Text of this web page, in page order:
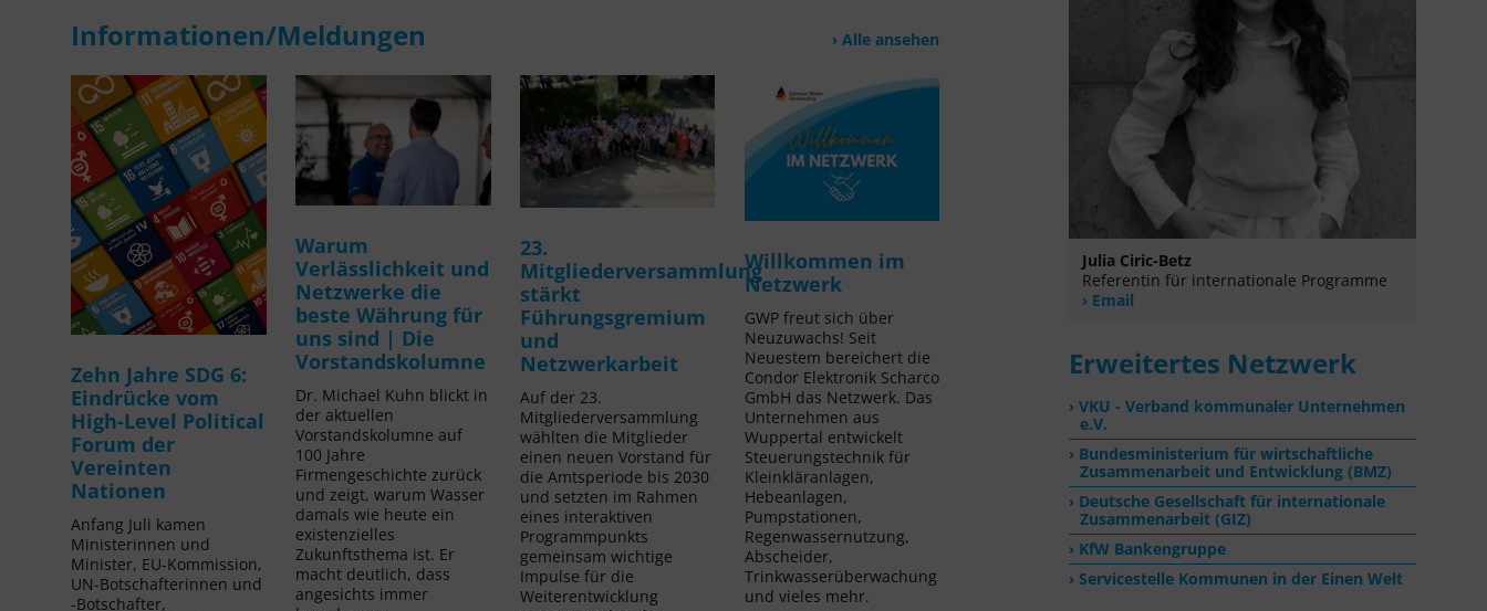
Informationen/Meldungen Alle ansehen
Zehn Jahre SDG 6:
Eindrücke vom
High-Level Political
Forum der
Vereinten
Nationen
Anfang Juli kamen
Ministerinnen und
Minister, EU-Kommission,
UN-Botschafterinnen und
-Botschafter,
Warum
Verlässlichkeit und
Netzwerke die
beste Währung für
uns sind | Die
Vorstandskolumne
Dr. Michael Kuhn blickt in
der aktuellen
Vorstandskolumne auf
100 Jahre
Firmengeschichte zurück
und zeigt, warum Wasser
damals wie heute ein
existenzielles
Zukunftsthema ist. Er
macht deutlich, dass
angesichts immer
23.
Mitgliederversammlung
stärkt
Führungsgremium
und
Netzwerkarbeit
Auf der 23.
Mitgliederversammlung
wählten die Mitglieder
einen neuen Vorstand für
die Amtsperiode bis 2030
und setzten im Rahmen
eines interaktiven
Programmpunkts
gemeinsam wichtige
Impulse für die
Weiterentwicklung
Willkommen im
Netzwerk
GWP freut sich über
Neuzuwachs! Seit
Neuestem bereichert die
Condor Elektronik Scharco
GmbH das Netzwerk. Das
Unternehmen aus
Wuppertal entwickelt
Steuerungstechnik für
Kleinkläranlagen,
Hebeanlagen,
Pumpstationen,
Regenwassernutzung,
Abscheider,
Trinkwasserüberwachung
und vieles mehr.
Julia Ciric-Betz
Referentin für internationale Programme
Email
Erweitertes Netzwerk
VKU - Verband kommunaler Unternehmen
e.V.
Bundesministerium für wirtschaftliche
Zusammenarbeit und Entwicklung (BMZ)
Deutsche Gesellschaft für internationale
Zusammenarbeit (GIZ)
KfW Bankengruppe
Servicestelle Kommunen in der Einen Welt